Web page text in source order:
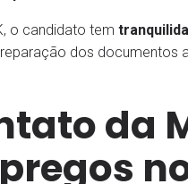
o candidato tem
dos documentos
da